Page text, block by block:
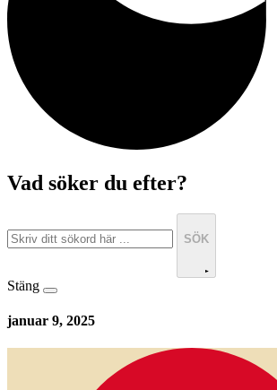
Vad söker du efter?
SÖK
Stäng
januar 9, 2025